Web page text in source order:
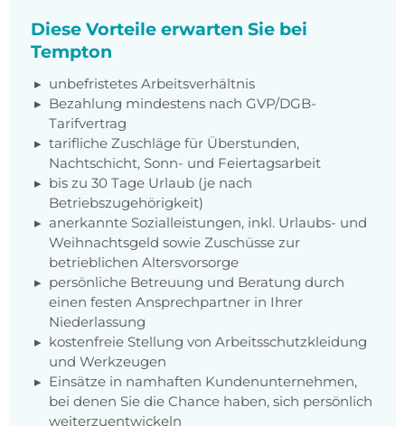
Diese Vorteile erwarten Sie bei
Tempton
unbefristetes Arbeitsverhältnis
Bezahlung mindestens nach GVP/DGB-
Tarifvertrag
tarifliche Zuschläge für Überstunden,
Nachtschicht, Sonn- und Feiertagsarbeit
bis zu 30 Tage Urlaub (je nach
Betriebszugehörigkeit)
anerkannte Sozialleistungen, inkl. Urlaubs- und
Weihnachtsgeld sowie Zuschüsse zur
betrieblichen Altersvorsorge
persönliche Betreuung und Beratung durch
einen festen Ansprechpartner in Ihrer
Niederlassung
kostenfreie Stellung von Arbeitsschutzkleidung
und Werkzeugen
Einsätze in namhaften Kundenunternehmen,
bei denen Sie die Chance haben, sich persönlich
weiterzuentwickeln